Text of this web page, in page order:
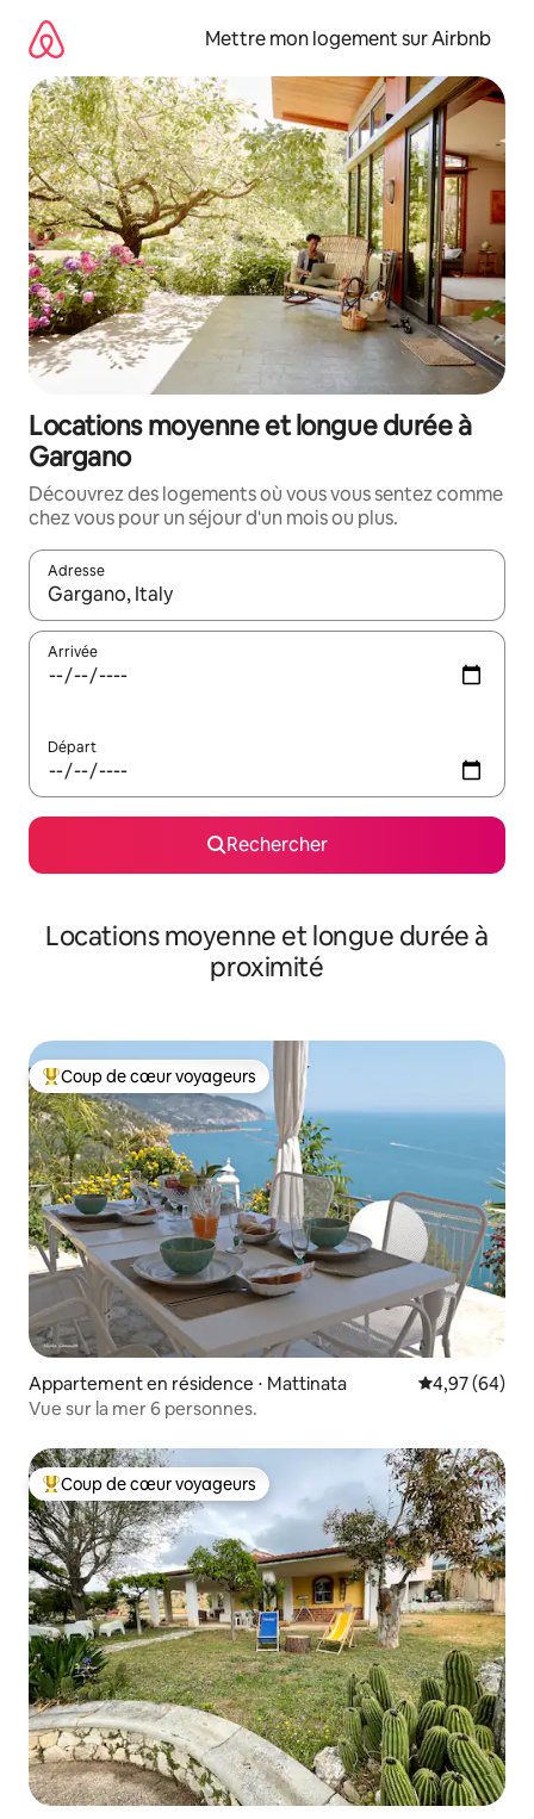
directement
contenu
Mettre mon logement sur Airbnb
Locations moyenne et longue durée à
Gargano
Découvrez des logements où vous vous sentez comme
chez vous pour un séjour d'un mois ou plus.
Adresse
Lorsque les résultats s'affichent, utilisez les flèches vers le
Arrivée
Départ
Rechercher
Locations moyenne et longue durée à
proximité
Coups de cœur voyageurs les plus appréciés
Coup de cœur voyageurs
Appartement en résidence ⋅ Mattinata Évaluation
4,97 (64)
Vue sur la mer 6 personnes.
Coups de cœur voyageurs les plus appréciés
Coup de cœur voyageurs